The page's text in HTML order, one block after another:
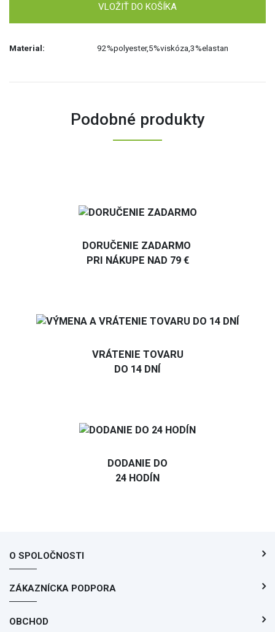
VLOŽIŤ DO KOŠÍKA
Material: 92%polyester,5%viskóza,3%elastan
Podobné produkty
DORUČENIE ZADARMO
PRI NÁKUPE NAD 79 €
VRÁTENIE TOVARU
DO 14 DNÍ
DODANIE DO
24 HODÍN
O SPOLOČNOSTI
ZÁKAZNÍCKA PODPORA
OBCHOD